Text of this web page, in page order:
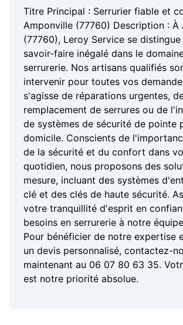
Titre Principal : Serrurier fiable et
Amponville (77760) Description : À
(77760), Leroy Service se
savoir-faire inégalé dans le
serrurerie. Nos artisans qualifiés
intervenir pour toutes vos
s'agisse de réparations urgentes,
remplacement de serrures ou de
de systèmes de sécurité de pointe
domicile. Conscients de
de la sécurité et du confort dans
quotidien, nous proposons des
mesure, incluant des systèmes
clé et des clés de haute sécurité.
votre tranquillité d'esprit en
besoins en serrurerie à notre
Pour bénéficier de notre expertise
un devis personnalisé, contactez-
maintenant au 06 07 80 63 35.
est notre priorité absolue.